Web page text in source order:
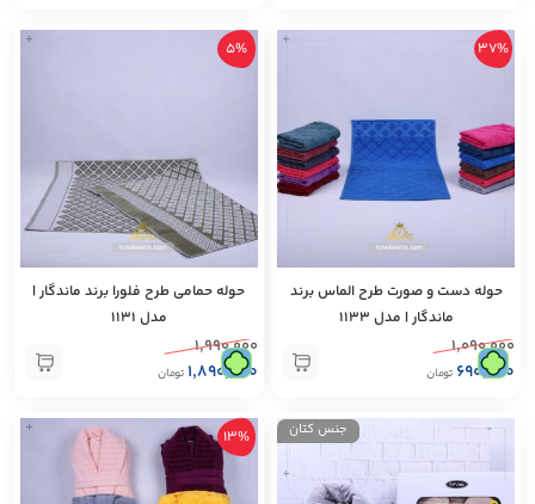
+ 37%
حوله دست و صورت طرح الماس برند
ماندگار | مدل 1133
۱,۰۹۰,۰۰۰
۶۹۰,۰۰۰ تومان
+ 5%
حوله حمامی طرح فلورا برند ماندگار |
مدل 1131
۱,۹۹۰,۰۰۰
۱,۸۹۰,۰۰۰ تومان
جنس کتان
+
+ 13%